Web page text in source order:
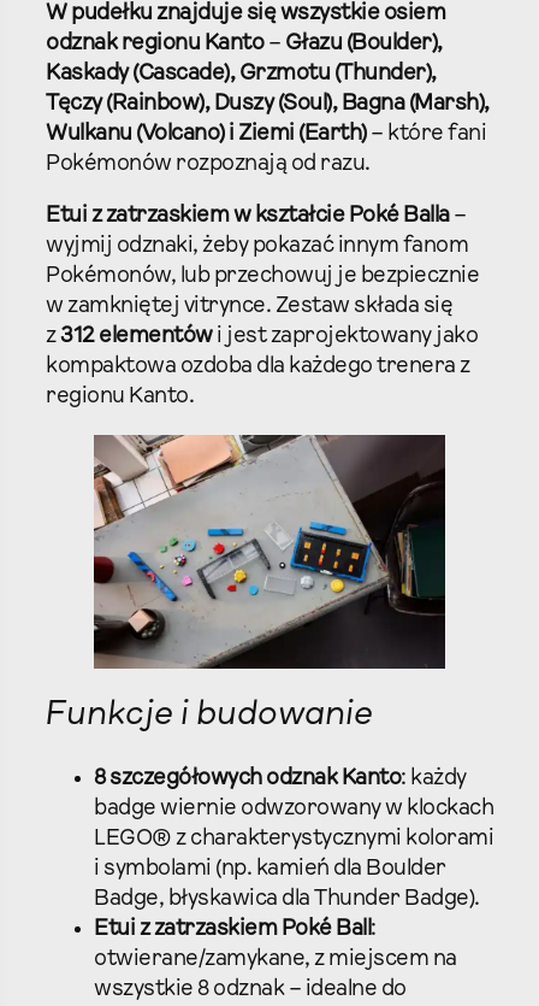
W pudełku znajduje się wszystkie osiem
odznak regionu Kanto– Głazu (Boulder),
Kaskady (Cascade), Grzmotu (Thunder),
Tęczy (Rainbow), Duszy (Soul), Bagna (Marsh),
Wulkanu (Volcano) i Ziemi (Earth)– które fani
Pokémonów rozpoznają od razu.​
Etui z zatrzaskiem w kształcie Poké Balla–
wyjmij odznaki, żeby pokazać innym fanom
Pokémonów, lub przechowuj je bezpiecznie
w zamkniętej vitrynce. Zestaw składa się
z312 elementówi jest zaprojektowany jako
kompaktowa ozdoba dla każdego trenera z
regionu Kanto.​
Funkcje i budowanie
8 szczegółowych odznak Kanto: każdy
badge wiernie odwzorowany w klockach
LEGO® z charakterystycznymi kolorami
i symbolami (np. kamień dla Boulder
Badge, błyskawica dla Thunder Badge).
Etui z zatrzaskiem Poké Ball :
otwierane/zamykane, z miejscem na
wszystkie 8 odznak – idealne do